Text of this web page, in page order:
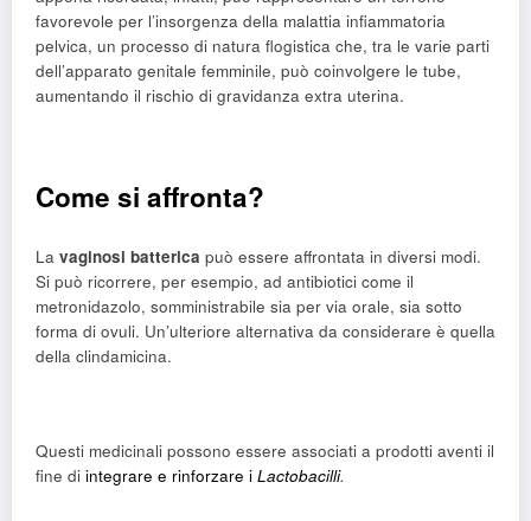
favorevole per l’insorgenza della malattia infiammatoria
pelvica, un processo di natura flogistica che, tra le varie parti
dell’apparato genitale femminile, può coinvolgere le tube,
aumentando il rischio di gravidanza extra uterina.
Come si affronta?
La vaginosi batterica può essere affrontata in diversi modi.
Si può ricorrere, per esempio, ad antibiotici come il
metronidazolo, somministrabile sia per via orale, sia sotto
forma di ovuli. Un’ulteriore alternativa da considerare è quella
della clindamicina.
Questi medicinali possono essere associati a prodotti aventi il
fine di integrare e rinforzare i Lactobacilli.